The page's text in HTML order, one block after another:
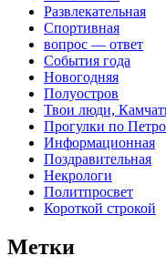
Развлекательная
Спортивная
вопрос — ответ
События года
Новогодняя
Полуостров
Твои люди,
Прогулки по
Информационная
Поздравительная
Некрологи
Политпросвет
Короткой строкой
Метки